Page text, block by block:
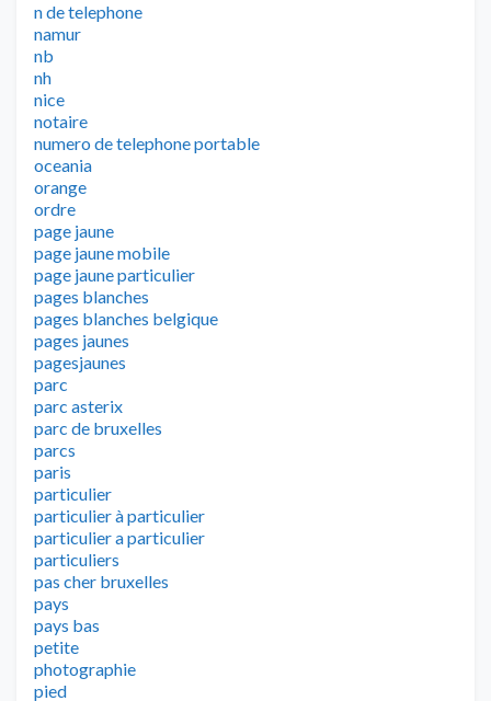
n de telephone
namur
nb
nh
nice
notaire
numero de telephone portable
oceania
orange
ordre
page jaune
page jaune mobile
page jaune particulier
pages blanches
pages blanches belgique
pages jaunes
pagesjaunes
parc
parc asterix
parc de bruxelles
parcs
paris
particulier
particulier à particulier
particulier a particulier
particuliers
pas cher bruxelles
pays
pays bas
petite
photographie
pied